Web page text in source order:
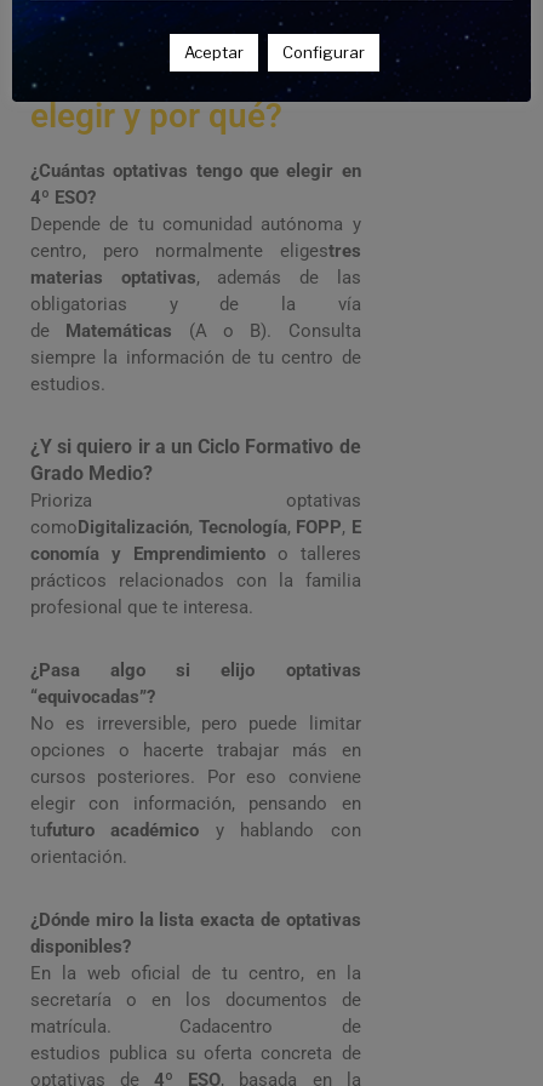
se repiten sobre
Optativas 4º ESO
¿Cuáles tengo que
elegir y por qué?
¿Cuántas optativas tengo que elegir en
4º ESO?
Depende de tu comunidad autónoma y
centro, pero normalmente eligestres
materias optativas, además de las
obligatorias y de la vía
de Matemáticas (A o B). Consulta
siempre la información de tu centro de
estudios.
¿Y si quiero ir a un Ciclo Formativo de
Grado Medio?
Prioriza optativas
comoDigitalización, Tecnología, FOPP, E
conomía y Emprendimientoo talleres
prácticos relacionados con la familia
profesional que te interesa.
¿Pasa algo si elijo optativas
“equivocadas”?
No es irreversible, pero puede limitar
opciones o hacerte trabajar más en
cursos posteriores. Por eso conviene
elegir con información, pensando en
tufuturo académico y hablando con
orientación.
¿Dónde miro la lista exacta de optativas
disponibles?
En la web oficial de tu centro, en la
secretaría o en los documentos de
matrícula. Cadacentro de
estudios publica su oferta concreta de
optativas de4º ESO, basada en la
Aceptar Configurar